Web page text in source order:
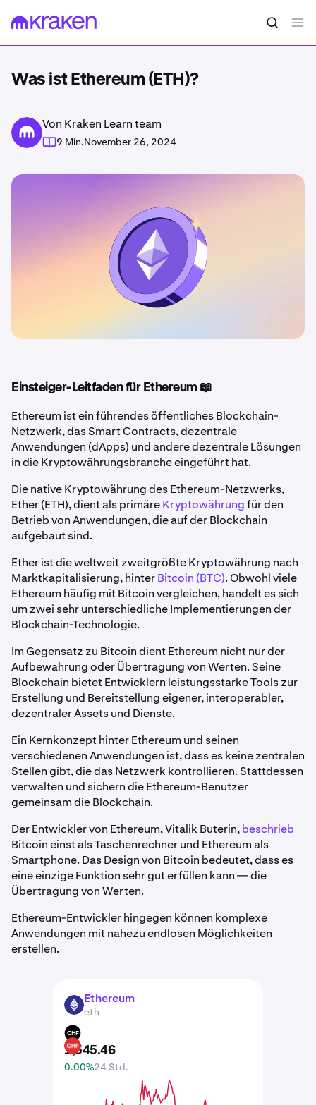
Was ist Ethereum (ETH)?
Von Kraken Learn team
9 Min.November 26, 2024
Einsteiger-Leitfaden für Ethereum 📖
Ethereum ist ein führendes öffentliches Blockchain-
Netzwerk, das Smart Contracts, dezentrale
Anwendungen (dApps) und andere dezentrale Lösungen
in die Kryptowährungsbranche eingeführt hat.
Die native Kryptowährung des Ethereum-Netzwerks,
Ether (ETH), dient als primäreKryptowährungfür den
Betrieb von Anwendungen, die auf der Blockchain
aufgebaut sind.
Ether ist die weltweit zweitgrößte Kryptowährung nach
Marktkapitalisierung, hinterBitcoin (BTC). Obwohl viele
Ethereum häufig mit Bitcoin vergleichen, handelt es sich
um zwei sehr unterschiedliche Implementierungen der
Blockchain-Technologie.
Im Gegensatz zu Bitcoin dient Ethereum nicht nur der
Aufbewahrung oder Übertragung von Werten. Seine
Blockchain bietet Entwicklern leistungsstarke Tools zur
Erstellung und Bereitstellung eigener, interoperabler,
dezentraler Assets und Dienste.
Ein Kernkonzept hinter Ethereum und seinen
verschiedenen Anwendungen ist, dass es keine zentralen
Stellen gibt, die das Netzwerk kontrollieren. Stattdessen
verwalten und sichern die Ethereum-Benutzer
gemeinsam die Blockchain.
Der Entwickler von Ethereum, Vitalik Buterin,beschrieb
Bitcoin einst als Taschenrechner und Ethereum als
Smartphone. Das Design von Bitcoin bedeutet, dass es
eine einzige Funktion sehr gut erfüllen kann — die
Übertragung von Werten.
Ethereum-Entwickler hingegen können komplexe
Anwendungen mit nahezu endlosen Möglichkeiten
erstellen.
ETH Ethereum
eth
CHF
1,545.46
0.00%24 Std.